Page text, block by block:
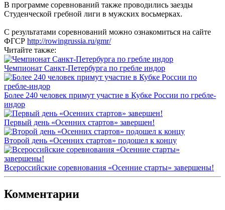
В программе соревнований также проводились заезды
Студенческой гребной лиги в мужских восьмерках.
С результатами соревнований можно ознакомиться на сайте
ФГСР http://rowingrussia.ru/gmr/
Читайте также:
Чемпионат Санкт-Петербурга по гребле индор
Более 240 человек примут участие в Кубке России по гребле-
индор
Первый день «Осенних стартов» завершен!
Второй день «Осенних стартов» подошел к концу
Всероссийские соревнования «Осенние старты» завершены!
Комментарии